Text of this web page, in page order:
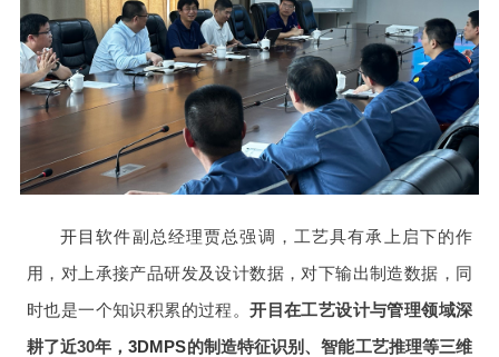
开目软件副总经理贾总强调，工艺具有承上启下的作
用，对上承接产品研发及设计数据，对下输出制造数据，同
时也是一个知识积累的过程。开目在工艺设计与管理领域深
耕了近30年，3DMPS的制造特征识别、智能工艺推理等三维